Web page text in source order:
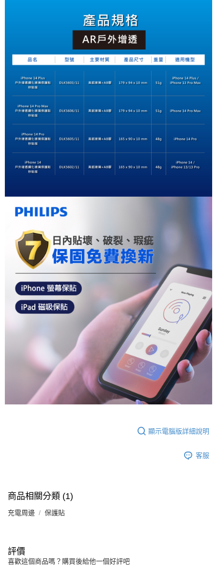
顯示電腦版詳細說明
客服
商品相關分類 (1)
充電周邊 保護貼
評價
喜歡這個商品嗎？購買後給他一個好評吧